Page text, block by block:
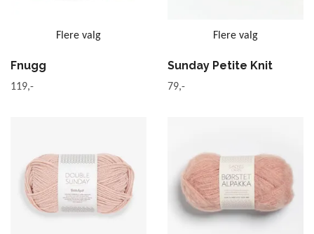
Flere valg
Fnugg
119,-
Flere valg
Sunday Petite Knit
79,-